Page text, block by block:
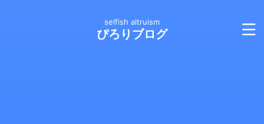
selfish altruism
ぴろりブログ